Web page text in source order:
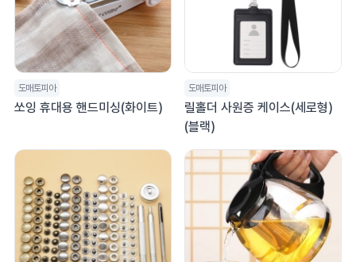
도매토피아
쏘잉 휴대용 핸드미싱(화이트)
도매토피아
릴홀더 사원증 케이스(세로형)
(블랙)